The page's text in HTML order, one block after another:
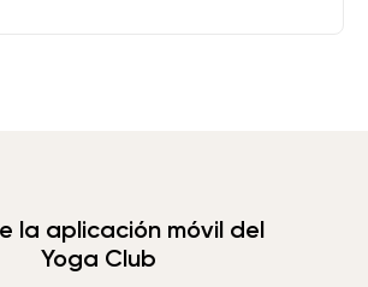
la aplicación móvil del
Yoga Club